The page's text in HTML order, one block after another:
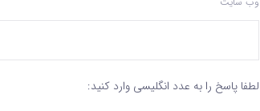
لطفا پاسخ را به عدد انگلیسی وارد کنید: